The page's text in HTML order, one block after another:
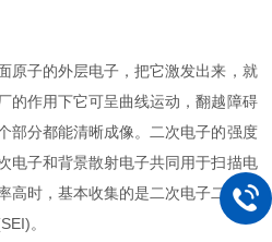
子的外层电子，把它激发出来，就
的作用下它可呈曲线运动，翻越障碍
部分都能清晰成像。二次电子的强度
电子和背景散射电子共同用于扫描电
高时，基本收集的是二次电子二背景
。